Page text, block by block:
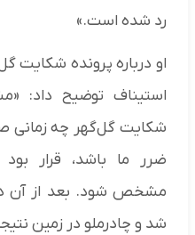
رد شده است.»
او درباره پرونده شکایت
استیناف توضیح داد:
شکایت گل‌گهر چه زمانی
ضرر ما باشد، قرار
مشخص شود. بعد از آن هم
شد و چادرملو در زمین